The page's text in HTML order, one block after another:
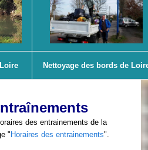
Nettoyage des bords de
des entrainements de la
" Horaires des entrainements".